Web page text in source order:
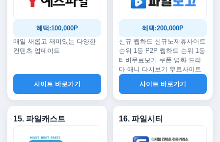
혜택:100,000P
매일 새롭고 재미있는 다양한
컨텐츠 업데이트
사이트 바로가기
혜택:200,000P
신규 웹하드 신규노제휴사이트
순위 1등 P2P 웹하드 순위 1등
티비무료보기 쿠폰 영화 드라
마 애니 다시보기 무료사이트
사이트 바로가기
15. 파일캐스트 16. 파일시티